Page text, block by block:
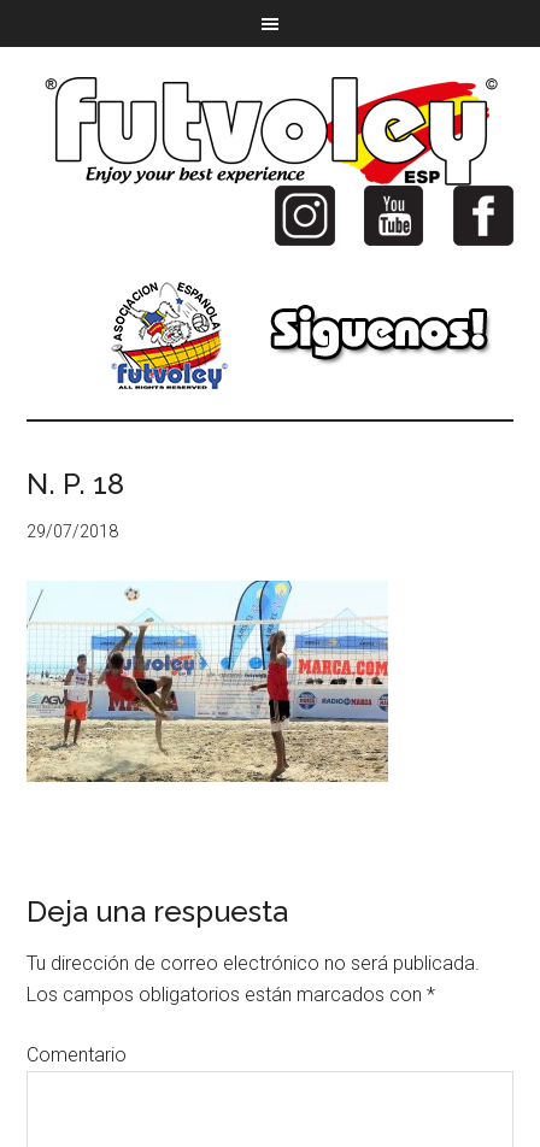
N. P. 18
29/07/2018
Deja una respuesta
Tu dirección de correo electrónico no será publicada.
Los campos obligatorios están marcados con*
Comentario